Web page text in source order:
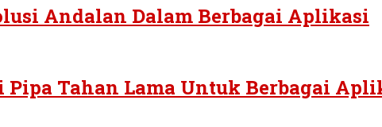
Andalan Dalam Berbagai Aplikasi
Tahan Lama Untuk Berbagai